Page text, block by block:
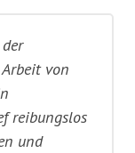
von
reibungslos
und